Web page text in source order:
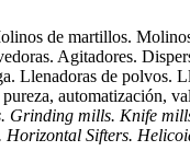
de martillos.
Agitadores.
Llenadoras de polvos.
automatización,
Grinding mills. Knife
Sifters.